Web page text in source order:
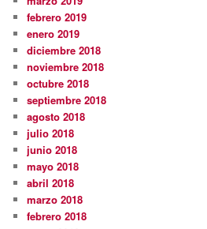
febrero 2019
enero 2019
diciembre 2018
noviembre 2018
octubre 2018
septiembre 2018
agosto 2018
julio 2018
junio 2018
mayo 2018
abril 2018
marzo 2018
febrero 2018